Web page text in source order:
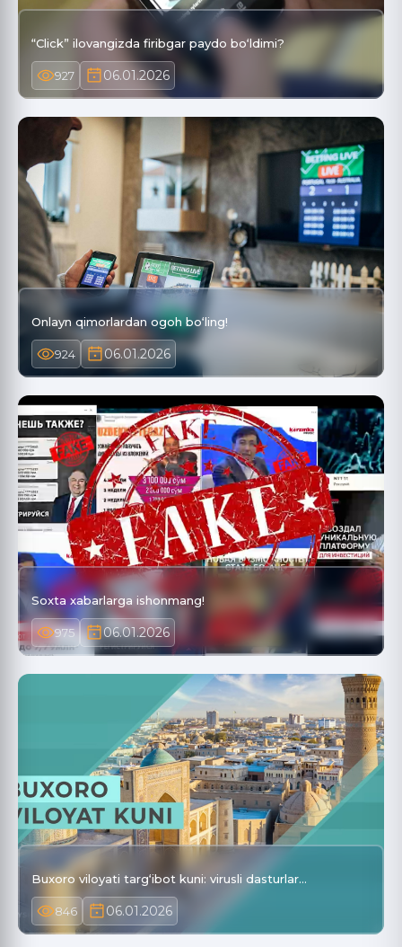
“Click” ilovangizda firibgar paydo bo‘ldimi?
927 06.01.2026
Onlayn qimorlardan ogoh bo‘ling!
924 06.01.2026
Soxta xabarlarga ishonmang!
975 06.01.2026
Buxoro viloyati targ‘ibot kuni: virusli dasturlar…
846 06.01.2026